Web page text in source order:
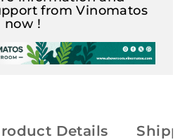
from Vinomatos
now !
Details